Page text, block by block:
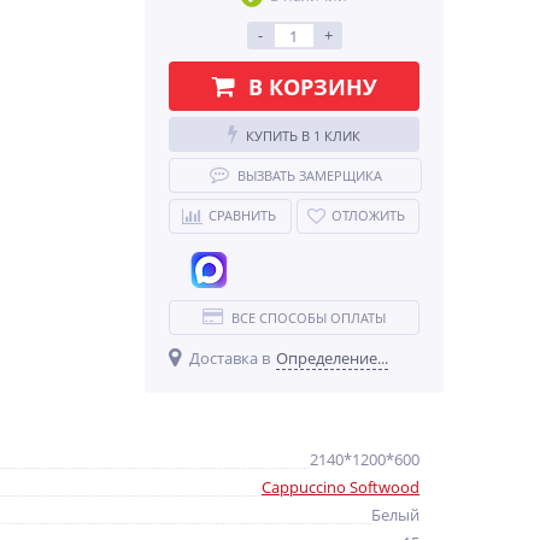
- +
В КОРЗИНУ
КУПИТЬ В 1 КЛИК
ВЫЗВАТЬ ЗАМЕРЩИКА
СРАВНИТЬ ОТЛОЖИТЬ
ВСЕ СПОСОБЫ ОПЛАТЫ
Доставка в Определение...
2140*1200*600
Cappuccino Softwood
Белый